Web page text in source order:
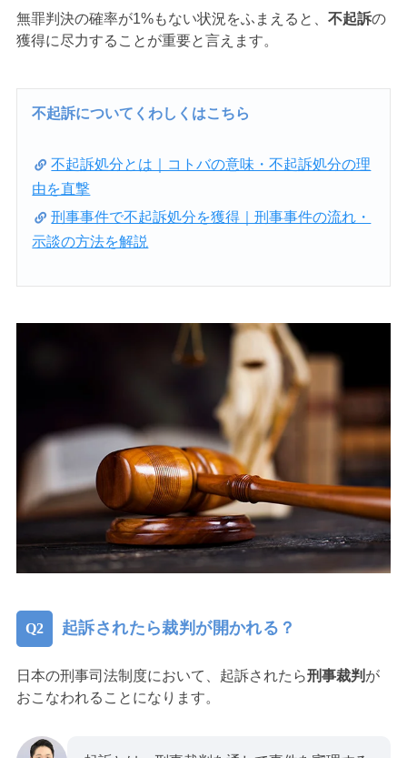
無罪判決の確率が1%もない状況をふまえると、 不起訴の
獲得に尽力することが重要と言えます。
不起訴についてくわしくはこちら
不起訴処分とは｜コトバの意味・不起訴処分の理
由を直撃
刑事事件で不起訴処分を獲得｜刑事事件の流れ・
示談の方法を解説
起訴されたら裁判が開かれる？
日本の刑事司法制度において、起訴されたら刑事裁判 が
おこなわれることになります。